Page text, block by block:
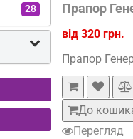
28 Прапор
від 320 грн.
Прапор
До
Перегляд